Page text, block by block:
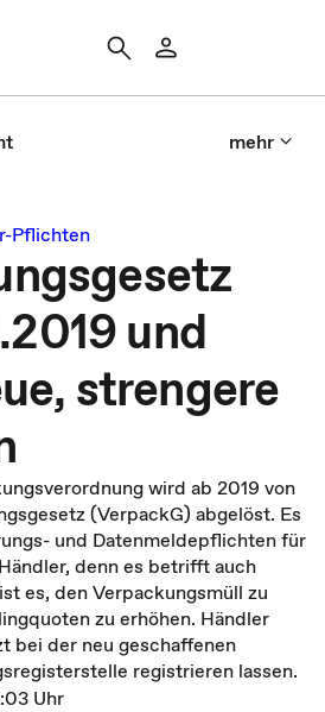
mehr
Pflichten
und
strengere
wird ab 2019 von
(VerpackG) abgelöst. Es
und Datenmeldepflichten für
denn es betrifft auch
es, den Verpackungsmüll zu
zu erhöhen. Händler
bei der neu geschaffenen
registrieren lassen.
Uhr